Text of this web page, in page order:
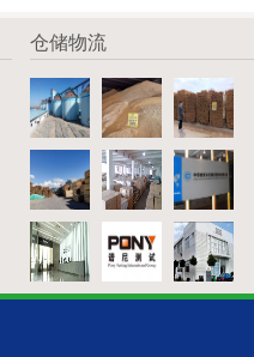
仓储物流